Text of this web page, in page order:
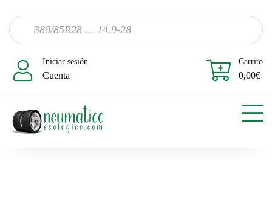
Iniciar sesión
Cuenta
Carrito
0,00€